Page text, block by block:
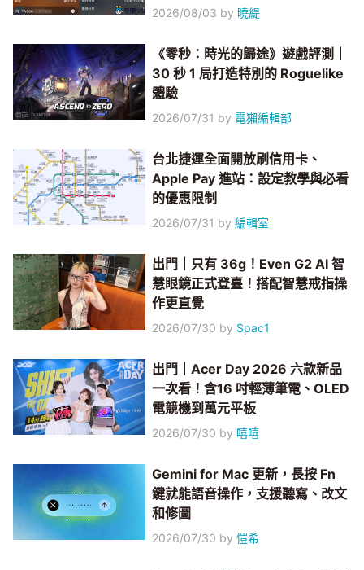
2026/08/03 by 曉緹
《零秒：時光的歸途》遊戲評測｜
30 秒 1 局打造特別的 Roguelike
體驗
2026/07/31 by 電獺編輯部
台北捷運全面開放刷信用卡、
Apple Pay 進站：設定教學與必看
的優惠限制
2026/07/31 by編輯室
出門｜只有 36g！Even G2 AI 智
慧眼鏡正式登臺！搭配智慧戒指操
作更直覺
2026/07/30 by Spac1
出門｜Acer Day 2026 六款新品
一次看！含16 吋輕薄筆電、OLED
電競機到萬元平板
2026/07/30 by 嘻嘻
Gemini for Mac 更新，長按 Fn
鍵就能語音操作，支援聽寫、改文
和修圖
2026/07/30 by愷希